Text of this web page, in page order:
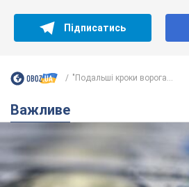
Підписатись
"Подальші кроки ворога...
Важливе